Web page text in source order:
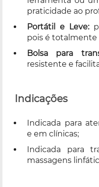
praticidade ao
Portátil e Leve:
pois é totalmente
Bolsa para
resistente e
Indicações
Indicada para
e em clínicas;
Indicada para
massagens